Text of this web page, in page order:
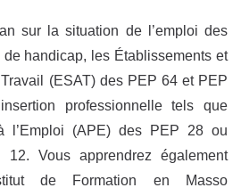
sur la situation de l’emploi des
handicap, les Établissements et
(ESAT) des PEP 64 et PEP
professionnelle tels que
l’Emploi (APE) des PEP 28 ou
12. Vous apprendrez également
de Formation en Masso